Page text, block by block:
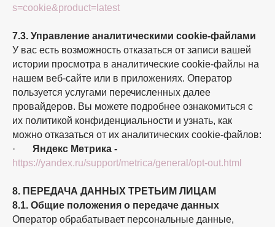
s=cookie&product=latest
7.3. Управление аналитическими cookie-файлами
У вас есть возможность отказаться от записи вашей
истории просмотра в аналитические cookie-файлы на
нашем веб-сайте или в приложениях. Оператор
пользуется услугами перечисленных далее
провайдеров. Вы можете подробнее ознакомиться с
их политикой конфиденциальности и узнать, как
можно отказаться от их аналитических cookie-файлов:
· Яндекс Метрика -
https://yandex.ru/support/metrica/general/opt-out.html
8. ПЕРЕДАЧА ДАННЫХ ТРЕТЬИМ ЛИЦАМ
8.1. Общие положения о передаче данных
Оператор обрабатывает персональные данные,